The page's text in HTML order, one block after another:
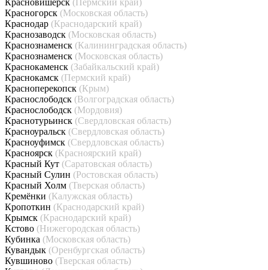
Красновишерск (Пермский край)
Красногорск (Московская область)
Краснодар (Краснодарский край)
Краснозаводск (Московская область)
Краснознаменск (Калининградская область)
Краснознаменск (Московская область)
Краснокаменск (Забайкальский край)
Краснокамск (Пермский край)
Красноперекопск (Крым)
Краснослободск (Волгоградская область)
Краснослободск (Мордовия)
Краснотурьинск (Свердловская область)
Красноуральск (Свердловская область)
Красноуфимск (Свердловская область)
Красноярск (Красноярский край)
Красный Кут (Саратовская область)
Красный Сулин (Ростовская область)
Красный Холм (Тверская область)
Кремёнки (Калужская область)
Кропоткин (Краснодарский край)
Крымск (Краснодарский край)
Кстово (Нижегородская область)
Кубинка (Московская область)
Кувандык (Оренбургская область)
Кувшиново (Тверская область)